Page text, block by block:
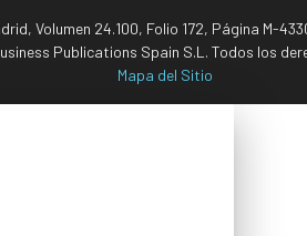
Volumen 24.100, Folio 172, Página M-
Publications Spain S.L. Todos los
Mapa del Sitio